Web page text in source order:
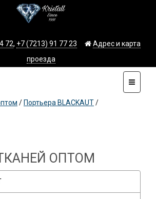
72, +7 (7213) 91 77 23
Адрес и карта
проезда
/ Портьера BLACKAUT/
ОПТОМ